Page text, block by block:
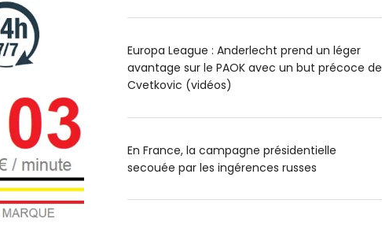
Europa League : Anderlecht prend un léger
avantage sur le PAOK avec un but précoce de
Cvetkovic (vidéos)
En France, la campagne présidentielle
secouée par les ingérences russes